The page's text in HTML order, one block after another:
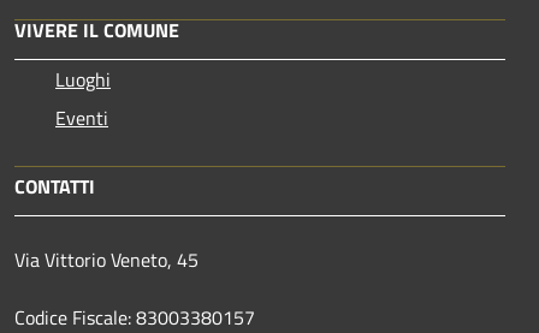
VIVERE IL COMUNE
Luoghi
Eventi
CONTATTI
Via Vittorio Veneto, 45
Codice Fiscale: 83003380157